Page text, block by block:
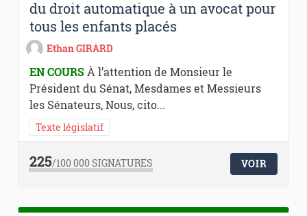
du droit automatique à un avocat pour
tous les enfants placés
Ethan GIRARD
EN COURSÀ l’attention de Monsieur le
Président du Sénat, Mesdames et Messieurs
les Sénateurs, Nous, cito...
Texte législatif
225/100 000SIGNATURES VOIR